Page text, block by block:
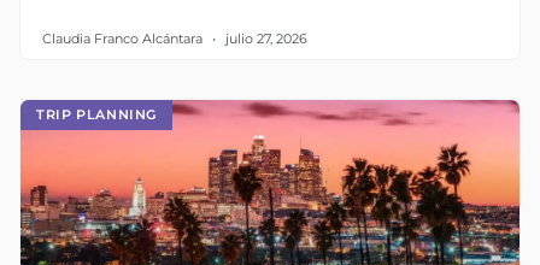
Claudia Franco Alcántara julio 27, 2026
TRIP PLANNING